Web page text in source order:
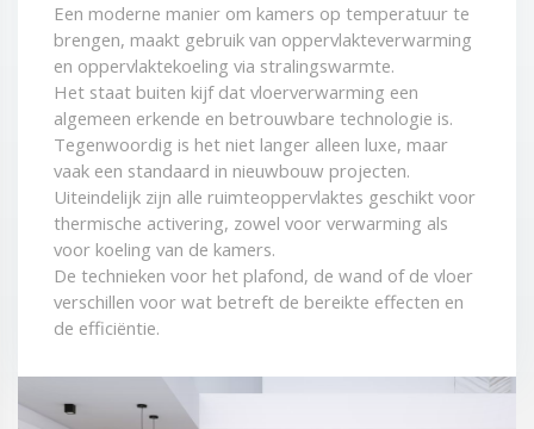
Een moderne manier om kamers op temperatuur te
brengen, maakt gebruik van oppervlakteverwarming
en oppervlaktekoeling via stralingswarmte.
Het staat buiten kijf dat vloerverwarming een
algemeen erkende en betrouwbare technologie is.
Tegenwoordig is het niet langer alleen luxe, maar
vaak een standaard in nieuwbouw projecten.
Uiteindelijk zijn alle ruimteoppervlaktes geschikt voor
thermische activering, zowel voor verwarming als
voor koeling van de kamers.
De technieken voor het plafond, de wand of de vloer
verschillen voor wat betreft de bereikte effecten en
de efficiëntie.